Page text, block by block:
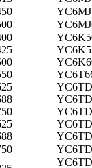
YC6MJ
YC6MJ